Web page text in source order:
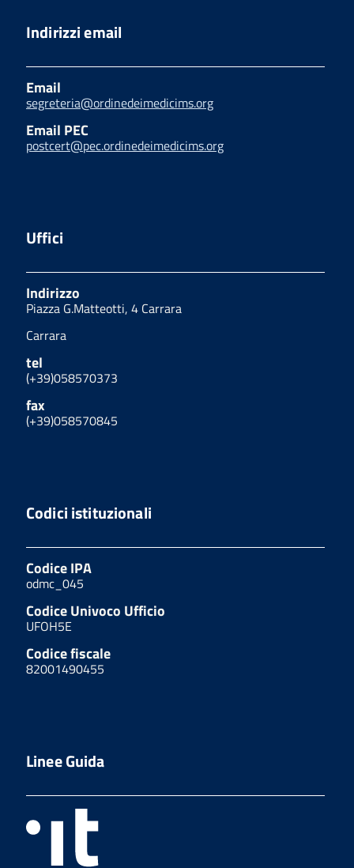
Indirizzi email
Email
segreteria@ordinedeimedicims.org
Email PEC
postcert@pec.ordinedeimedicims.org
Uffici
Indirizzo
Piazza G.Matteotti, 4 Carrara
Carrara
tel
(+39)058570373
fax
(+39)058570845
Codici istituzionali
Codice IPA
odmc_045
Codice Univoco Ufficio
UFOH5E
Codice fiscale
82001490455
Linee Guida